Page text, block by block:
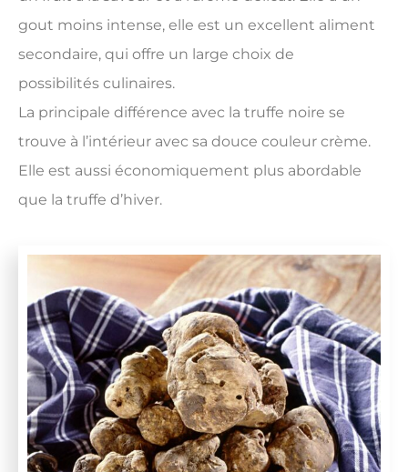
gout moins intense, elle est un excellent aliment
secondaire, qui offre un large choix de
possibilités culinaires.
La principale différence avec la truffe noire se
trouve à l’intérieur avec sa douce couleur crème.
Elle est aussi économiquement plus abordable
que la truffe d’hiver.